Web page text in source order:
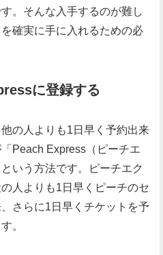
。そんな入手するのが難し
確実に手に入れるための必
に登録する
の人よりも1日早く予約出来
Peach Express（ピーチエ
いう方法です。ピーチエク
人よりも1日早くピーチのセ
さらに1日早くチケットを予
。